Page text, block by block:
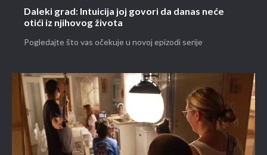
Daleki grad: Intuicija joj govori da danas neće
otići iz njihovog života
Pogledajte što vas očekuje u novoj epizodi serije